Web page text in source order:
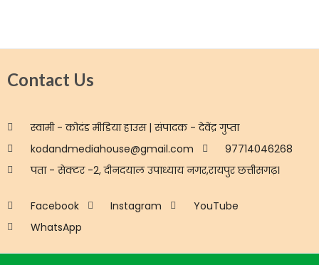
Contact Us
स्वामी - कोदंड मीडिया हाउस | संपादक - देवेंद्र गुप्ता
kodandmediahouse@gmail.com
97714046268
पता - सेक्टर -2, दीनदयाल उपाध्याय नगर,रायपुर छत्तीसगढ़।
Facebook Instagram
YouTube
WhatsApp